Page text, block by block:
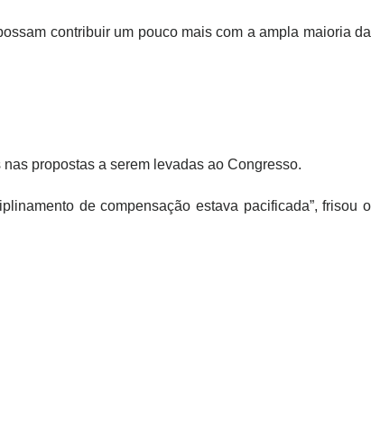
contribuir um pouco mais com a ampla maioria da
propostas a serem levadas ao Congresso.
de compensação estava pacificada”, frisou o